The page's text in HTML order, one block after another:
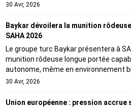
30 Avr, 2026
Baykar dévoilera la munition
SAHA 2026
Le groupe turc Baykar présentera à
munition rôdeuse longue portée
autonome, même en environnement
30 Avr, 2026
Union européenne : pression accrue